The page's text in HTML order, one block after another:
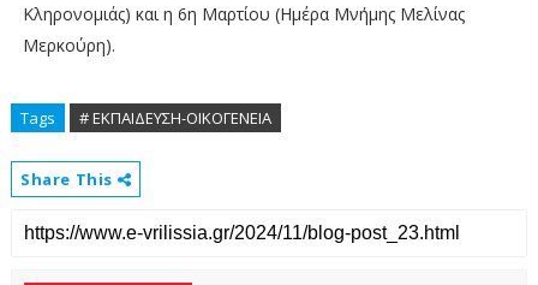
Κληρονομιάς) και η 6η Μαρτίου (Ημέρα Μνήμης Μελίνας
Μερκούρη).
Tags # ΕΚΠΑΙΔΕΥΣΗ-ΟΙΚΟΓΕΝΕΙΑ
Share This